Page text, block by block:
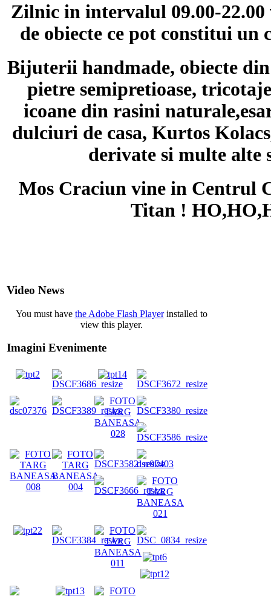
Zilnic in intervalul 09.00-22.00
de obiecte ce pot constitui un
Bijuterii handmade, obiecte
pietre semipretioase,
icoane din rasini
dulciuri de casa, Kurtos
derivate si multe alte
Mos Craciun vine in Centrul
Titan !
Video News
You must have the Adobe Flash Playerinstalled to
view this player.
Imagini Evenimente